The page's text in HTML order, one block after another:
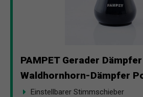
PAMPET Gerader
Waldhornhorn-Dämpfer
Einstellbarer Stimmschieber